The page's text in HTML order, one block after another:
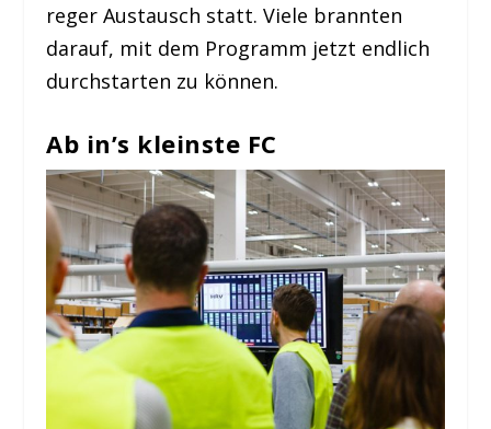
reger Austausch statt. Viele brannten
darauf, mit dem Programm jetzt endlich
durchstarten zu können.
Ab in’s kleinste FC